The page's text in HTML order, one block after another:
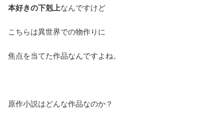
本好きの下剋上なんですけど
こちらは異世界での物作りに
焦点を当てた作品なんですよね。
原作小説はどんな作品なのか？